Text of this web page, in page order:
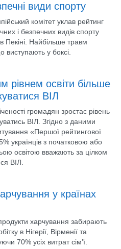
види спорту
комітет уклав рейтинг
і безпечних видів спорту
Пекіні. Найбільше травм
виступають у боксі.
рівнем освіти більше
ВІЛ
громадян зростає рівень
ВІЛ. Згідно з даними
«Першої рейтингової
українців з початковою або
освітою вважають за цілком
ВІЛ.
у країнах
харчування забирають
в Нігерії, Вірменії та
70% усіх витрат сім’ї.